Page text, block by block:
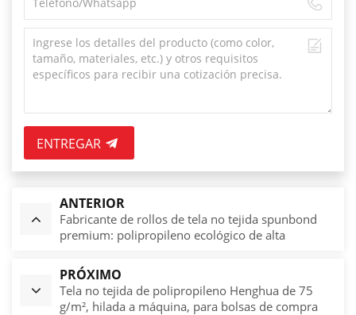
ENTREGAR
ANTERIOR
Fabricante de rollos de tela no tejida spunbond
premium: polipropileno ecológico de alta
industrial.
PRÓXIMO
Tela no tejida de polipropileno Henghua de 75
g/m², hilada a máquina, para bolsas de compra